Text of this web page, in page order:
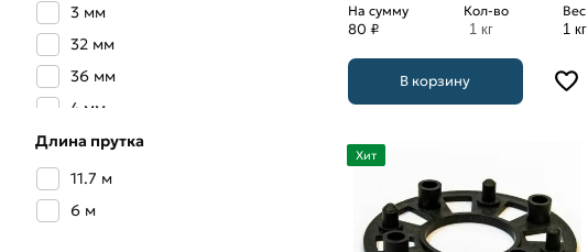
3 мм
32 мм
36 мм
4 мм
40 мм
5 мм
6 мм
Длина прутка
11.7 м
6 м
На сумму
80 ₽
Кол-во
1 кг
Вес
1 кг
В корзину
Хит